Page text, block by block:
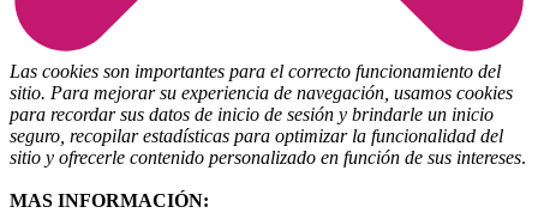
Las cookies son importantes para el correcto funcionamiento del
sitio. Para mejorar su experiencia de navegación, usamos cookies
para recordar sus datos de inicio de sesión y brindarle un inicio
seguro, recopilar estadísticas para optimizar la funcionalidad del
sitio y ofrecerle contenido personalizado en función de sus intereses.
MAS INFORMACIÓN: